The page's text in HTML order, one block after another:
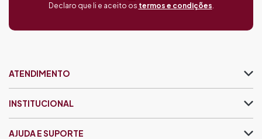
Declaro que li e aceito os termos e condições
ATENDIMENTO
INSTITUCIONAL
AJUDA E SUPORTE